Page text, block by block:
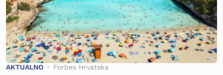
AKTUALNO Forbes Hrvatska